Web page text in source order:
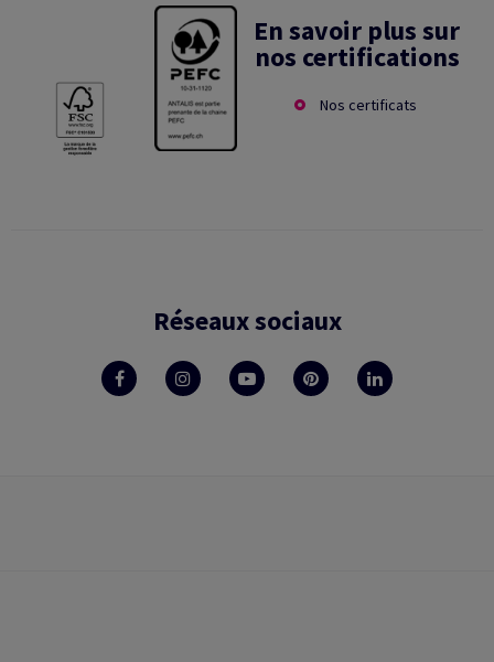
En savoir plus sur
nos certifications
Nos certificats
Réseaux sociaux